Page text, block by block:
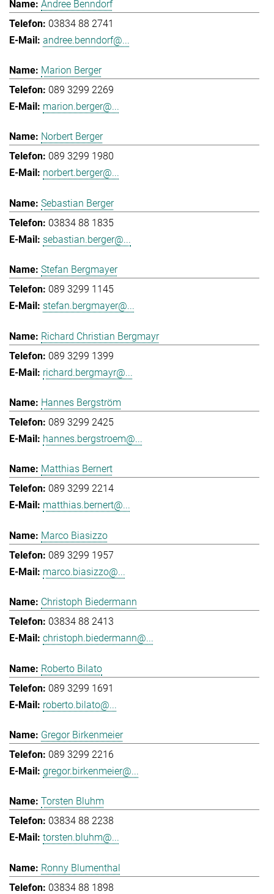
Andree Benndorf
03834 88 2741
andree.benndorf@...
Marion Berger
089 3299 2269
marion.berger@...
Norbert Berger
089 3299 1980
norbert.berger@...
Sebastian Berger
03834 88 1835
sebastian.berger@...
Stefan Bergmayer
089 3299 1145
stefan.bergmayer@...
Richard Christian Bergmayr
089 3299 1399
richard.bergmayr@...
Hannes Bergström
089 3299 2425
hannes.bergstroem@...
Matthias Bernert
089 3299 2214
matthias.bernert@...
Marco Biasizzo
089 3299 1957
marco.biasizzo@...
Christoph Biedermann
03834 88 2413
christoph.biedermann@...
Roberto Bilato
089 3299 1691
roberto.bilato@...
Gregor Birkenmeier
089 3299 2216
gregor.birkenmeier@...
Torsten Bluhm
03834 88 2238
torsten.bluhm@...
Ronny Blumenthal
03834 88 1898